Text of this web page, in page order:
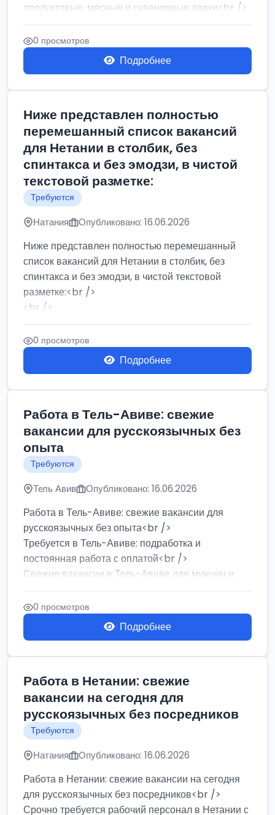
продуктовые, мясные и сувенирные лавки<br />
Разнорабочий на сборку м...
0 просмотров
Подробнее
Ниже представлен полностью
перемешанный список вакансий
для Нетании в столбик, без
спинтакса и без эмодзи, в чистой
текстовой разметке:
Требуются
Натания Опубликовано: 16.06.2026
Ниже представлен полностью перемешанный
список вакансий для Нетании в столбик, без
спинтакса и без эмодзи, в чистой текстовой
разметке:<br />
<br />
Работа в Нетании на мебельном производстве:
требу...
0 просмотров
Подробнее
Работа в Тель-Авиве: свежие
вакансии для русскоязычных без
опыта
Требуются
Тель Авив Опубликовано: 16.06.2026
Работа в Тель-Авиве: свежие вакансии для
русскоязычных без опыта<br />
Требуется в Тель-Авиве: подработка и
постоянная работа с оплатой<br />
Свежие вакансии в Тель-Авиве для мужчин и
женщин от хозя...
0 просмотров
Подробнее
Работа в Нетании: свежие
вакансии на сегодня для
русскоязычных без посредников
Требуются
Натания Опубликовано: 16.06.2026
Работа в Нетании: свежие вакансии на сегодня
для русскоязычных без посредников<br />
Срочно требуется рабочий персонал в Нетании с